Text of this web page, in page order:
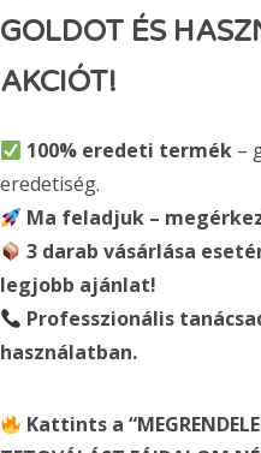
GOLDOT ÉS
AKCIÓT!
100% eredeti termék –
eredetiség.
Ma feladjuk –
3 darab vásárlása
legjobb ajánlat!
Professzionális
használatban.
Kattints a